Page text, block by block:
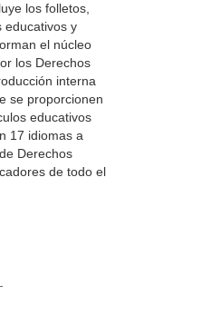
los folletos,
educativos y
el núcleo
los Derechos
interna
se proporcionen
educativos
17 idiomas a
Derechos
de todo el